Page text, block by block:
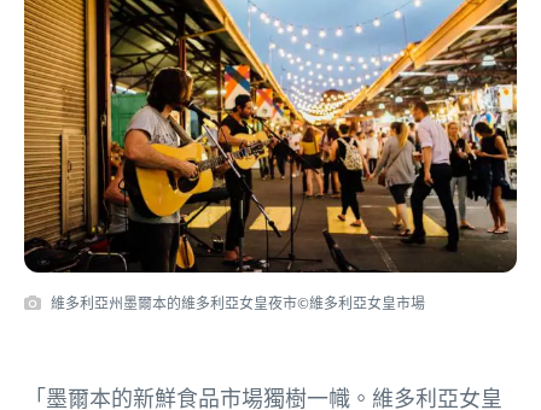
維多利亞州墨爾本的維多利亞女皇夜市©維多利亞女皇市場
「墨爾本的新鮮食品市場獨樹一幟。 維多利亞女皇